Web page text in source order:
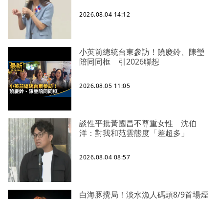
2026.08.04 14:12
小英前總統台東參訪！饒慶鈴、陳瑩
陪同同框 引2026聯想
2026.08.05 11:05
談性平批黃國昌不尊重女性 沈伯
洋：對我和范雲態度「差超多」
2026.08.04 08:57
白海豚攪局！淡水漁人碼頭8/9首場煙